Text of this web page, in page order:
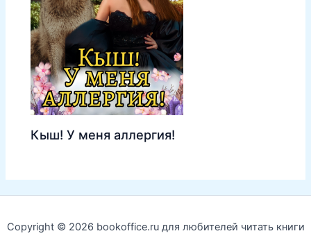
Кыш! У меня аллергия!
Copyright © 2026 bookoffice.ru для любителей читать книги